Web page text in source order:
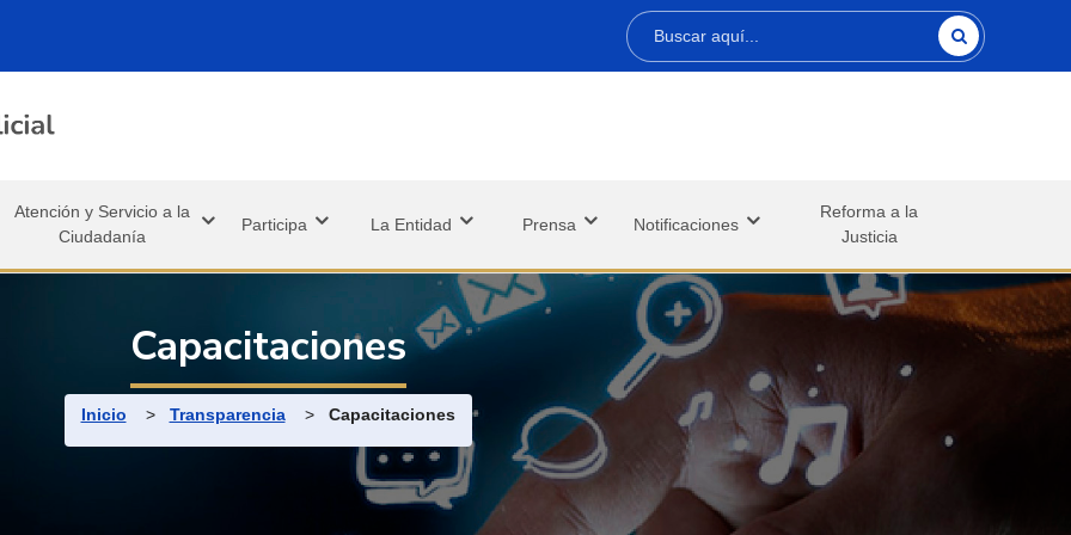
Atención y Servicio a la
Ciudadanía
Participa La Entidad Prensa Notificaciones
Reforma a la
Justicia
Capacitaciones
Ruta de navegación
Inicio > Transparencia > Capacitaciones